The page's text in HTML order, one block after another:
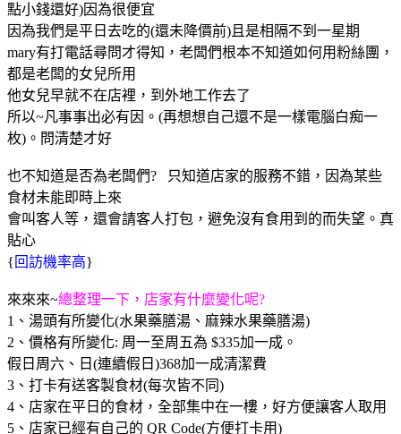
點小錢還好)因為很便宜
因為我們是平日去吃的(還未降價前)且是相隔不到一星期
mary有打電話尋問才得知，老闆們根本不知道如何用粉絲團，
都是老闆的女兒所用
他女兒早就不在店裡，到外地工作去了
所以~凡事事出必有因。(再想想自己還不是一樣電腦白痴一
枚)。問清楚才好
也不知道是否為老闆們? 只知道店家的服務不錯，因為某些
食材未能即時上來
會叫客人等，還會請客人打包，避免沒有食用到的而失望。真
貼心
{回訪機率高}
來來來~總整理一下，店家有什麼變化呢?
1、湯頭有所變化(水果藥膳湯、麻辣水果藥膳湯)
2、價格有所變化: 周一至周五為 $335加一成。
假日周六、日(連續假日)368加一成清潔費
3、打卡有送客製食材(每次皆不同)
4、店家在平日的食材，全部集中在一樓，好方便讓客人取用
5、店家已經有自己的 QR Code(方便打卡用)